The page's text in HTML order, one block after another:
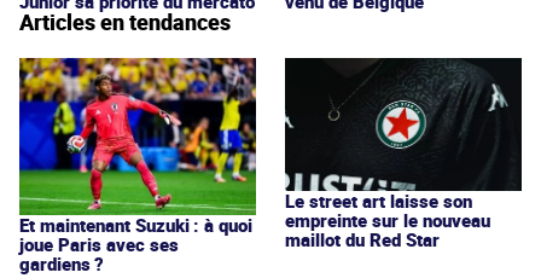
Articles en tendances
Et maintenant Suzuki : à quoi
joue Paris avec ses
gardiens ?
Le street art laisse son
empreinte sur le nouveau
maillot du Red Star